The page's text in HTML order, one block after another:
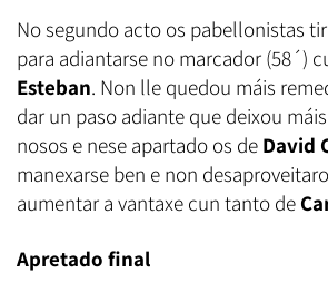
No segundo acto os pabellonistas
para adiantarse no marcador (58´)
Esteban. Non lle quedou máis
dar un paso adiante que deixou
nosos e nese apartado os de David
manexarse ben e non
aumentar a vantaxe cun tanto de
Apretado final